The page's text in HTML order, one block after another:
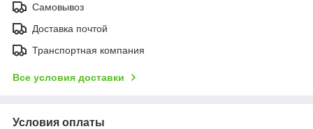
Самовывоз
Доставка почтой
Транспортная компания
Все условия доставки
Условия оплаты